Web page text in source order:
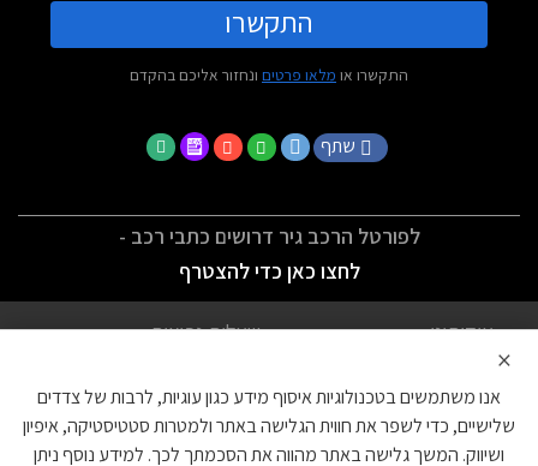
התקשרו
התקשרו או מלאו פרטים ונחזור אליכם בהקדם
שתף
לפורטל הרכב גיר דרושים כתבי רכב -
לחצו כאן כדי להצטרף
אודותינו
שאלות נפוצות
הצהרת נגישות
צור קשר
×
אנו משתמשים בטכנולוגיות איסוף מידע כגון עוגיות, לרבות של צדדים
שלישיים, כדי לשפר את חווית הגלישה באתר ולמטרות סטטיסטיקה, איפיון
ושיווק. המשך גלישה באתר מהווה את הסכמתך לכך. למידע נוסף ניתן